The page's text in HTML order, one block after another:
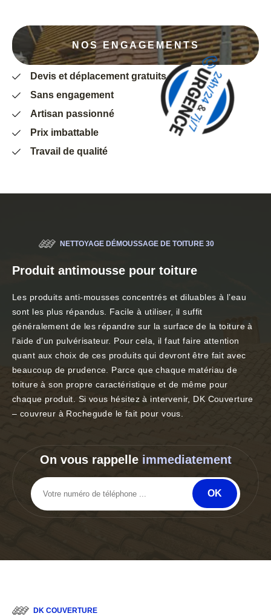
NOS ENGAGEMENTS
Devis et déplacement gratuits
Sans engagement
Artisan passionné
Prix imbattable
Travail de qualité
NETTOYAGE DÉMOUSSAGE DE TOITURE 30
Produit antimousse pour toiture
Les produits anti-mousses concentrés et diluables à l’eau
sont les plus répandus. Facile à utiliser, il suffit
généralement de les répandre sur la surface de la toiture à
l’aide d’un pulvérisateur. Pour cela, il faut faire attention
quant aux choix de ces produits qui devront être fait avec
beaucoup de prudence. Parce que chaque matériau de
toiture à son propre caractéristique et de même pour
chaque produit. Si vous hésitez à intervenir, DK Couverture
– couvreur à Rochegude le fait pour vous.
On vous rappelle immediatement
DK COUVERTURE